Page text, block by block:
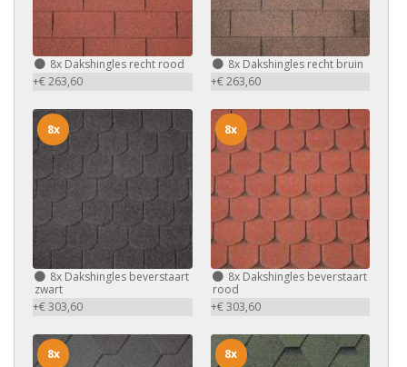
8x Dakshingles recht rood
+€ 263,60
8xDakshingles recht bruin
+€ 263,60
8x Dakshingles beverstaart
zwart
+€ 303,60
8x
8xDakshingles beverstaart
rood
+€ 303,60
8x
8x 8x